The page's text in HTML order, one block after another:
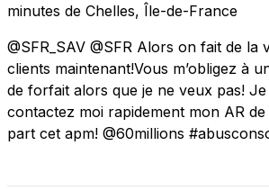
minutes de Chelles, Île-de-France
@SFR_SAV @SFR Alors on fait de la
clients maintenant!Vous m’obligez à
de forfait alors que je ne veux pas! Je
contactez moi rapidement mon AR de
part cet apm! @60millions